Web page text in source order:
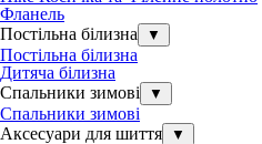
Фланель
Постільна білизна
▼
Постільна білизна
Дитяча білизна
Спальники зимові
▼
Спальники зимові
Аксесуари для шиття
▼